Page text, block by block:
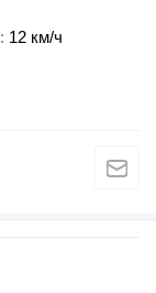
12 км/ч